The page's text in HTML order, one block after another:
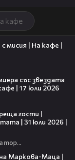
кафе
мисия | На кафе |
със звездата
| 17 юли 2026
гости |
| 31 юли 2026 |
Черешката на тортата
Маркова-Маца |